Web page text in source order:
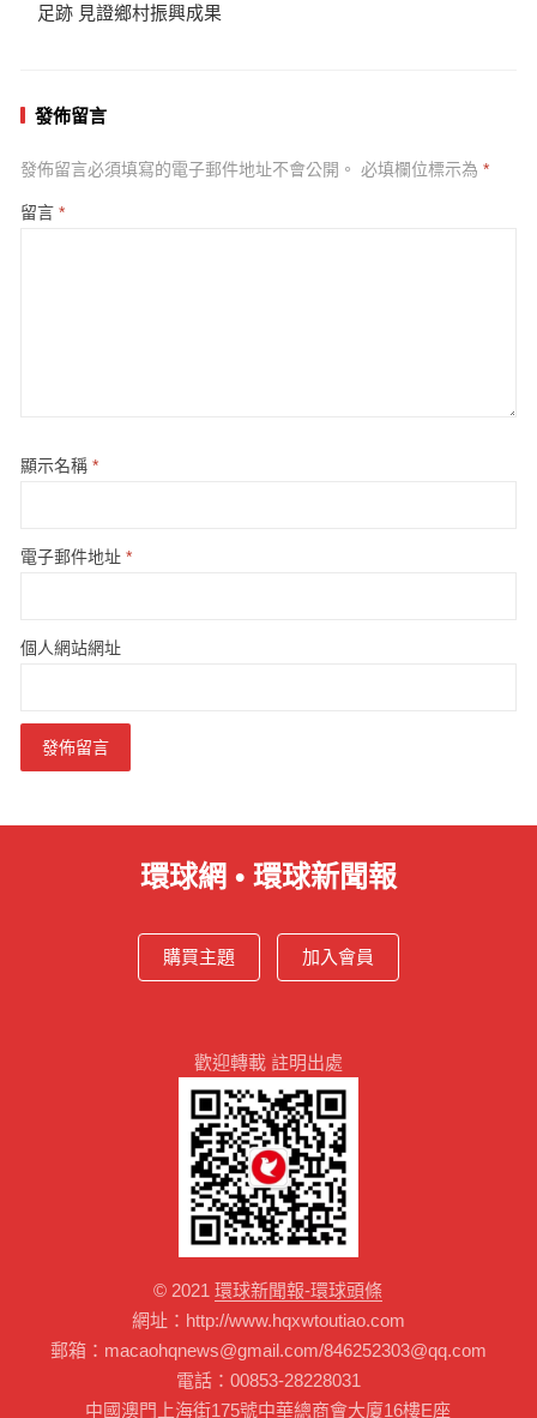
足跡 見證鄉村振興成果
發佈留言
發佈留言必須填寫的電子郵件地址不會公開。 必填欄位標示為 *
留言 *
顯示名稱 *
電子郵件地址 *
個人網站網址
環球網 • 環球新聞報
購買主題 加入會員
歡迎轉載 註明出處
© 2021環球新聞報-環球頭條
網址：http://www.hqxwtoutiao.com
郵箱：macaohqnews@gmail.com/846252303@qq.com
電話：00853-28228031
中國澳門上海街175號中華總商會大廈16樓E座